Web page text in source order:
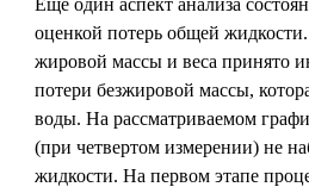
Еще один аспект анализа
оценкой потерь общей жидкости.
жировой массы и веса принято
потери безжировой массы,
воды. На рассматриваемом
(при четвертом измерении) не
жидкости. На первом этапе